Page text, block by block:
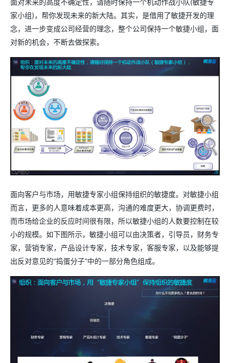
面对未来的高度不确定性，请随时保持一个机动作战小队(敏捷专
家小组)，帮你发现未来的新大陆。其实，是借用了敏捷开发的理
念，进一步变成公司经营的理念，整个公司保持一个敏捷小组，面
对新的机会，不断去做探索。
面向客户与市场，用敏捷专家小组保持组织的敏捷度。对敏捷小组
而言，更多的人意味着成本更高，沟通的难度更大，协调更费时，
而市场给企业的反应时间很有限，所以敏捷小组的人数要控制在较
小的规模。如下图所示，敏捷小组可以由决策者，引导员，财务专
家，营销专家，产品设计专家，技术专家，客服专家，以及能够提
出反对意见的“捣蛋分子”中的一部分角色组成。